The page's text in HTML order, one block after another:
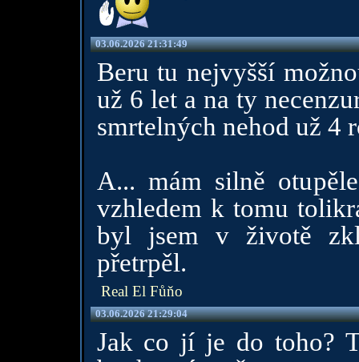
03.06.2026 21:31:49
Beru tu nejvyšší
už 6 let a na ty
smrtelných nehod už 4
A... mám silně
vzhledem k tomu
byl jsem v životě
přetrpěl.
Real El Fůňo
03.06.2026 21:29:04
Jak co jí je do toho?